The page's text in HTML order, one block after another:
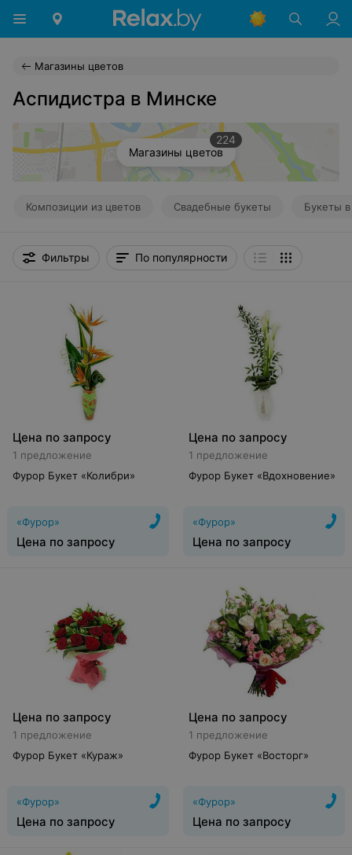
Магазины цветов
Аспидистра в Минске
Магазины цветов
224
Композиции из цветов Свадебные букеты Букеты
Фильтры По популярности
Цена по запросу
1 предложение
Фурор Букет «Колибри»
«Фурор»
Цена по запросу
Цена по запросу
1 предложение
Фурор Букет «Вдохновение»
«Фурор»
Цена по запросу
Цена по запросу
1 предложение
Фурор Букет «Кураж»
«Фурор»
Цена по запросу
Цена по запросу
1 предложение
Фурор Букет «Восторг»
«Фурор»
Цена по запросу